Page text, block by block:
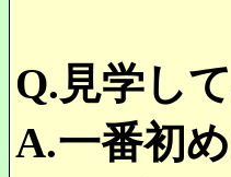
Q. 見学し
A.一番初